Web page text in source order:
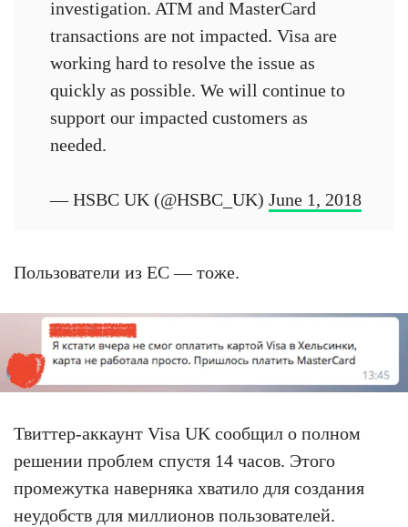
investigation. ATM and MasterCard
transactions are not impacted. Visa are
working hard to resolve the issue as
quickly as possible. We will continue to
support our impacted customers as
needed.
— HSBC UK (@HSBC_UK) June 1, 2018
Пользователи из ЕС — тоже.
Твиттер-аккаунт Visa UK сообщил о полном
решении проблем спустя 14 часов. Этого
промежутка наверняка хватило для создания
неудобств для миллионов пользователей.